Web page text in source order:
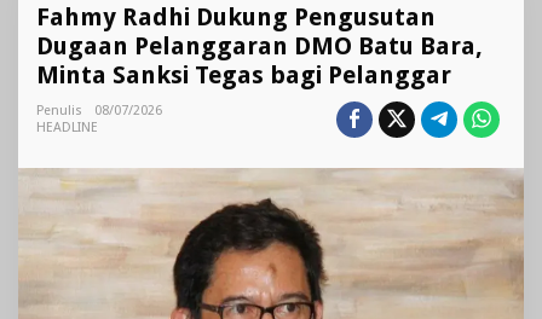
Dukung
Pengusutan
Dugaan
Pelanggaran
Minta
Sanksi
Tegas
Pelanggar
Fahmy Radhi Dukung Pengusutan
Dugaan Pelanggaran DMO Batu Bara,
Minta Sanksi Tegas bagi Pelanggar
Penulis
08/07/2026
HEADLINE